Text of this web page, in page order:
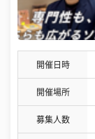
開催日時
開催場所
募集人数